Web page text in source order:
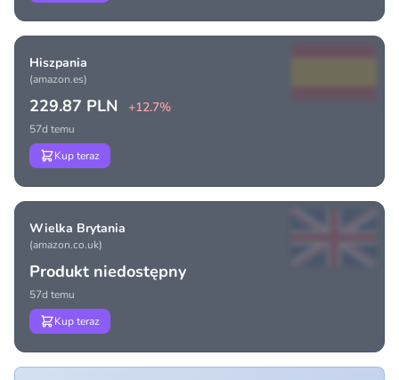
Hiszpania
(amazon.es)
229.87 PLN +12.7%
57d temu
Kup teraz
Wielka Brytania
(amazon.co.uk)
Produkt niedostępny
57d temu
Kup teraz